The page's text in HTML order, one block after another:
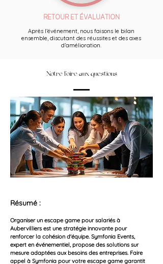
RETOUR ET ÉVALUATION
Après l’événement, nous faisons le bilan
ensemble, discutant des réussites et des axes
d’amélioration.
Notre foire aux questions
Résumé :
Organiser un escape game pour salariés à
Aubervilliers est une stratégie innovante pour
renforcer la cohésion d'équipe. Symfonia Events,
expert en événementiel, propose des solutions sur
mesure adaptées aux besoins des entreprises. Faire
appel à Symfonia pour votre escape game garantit